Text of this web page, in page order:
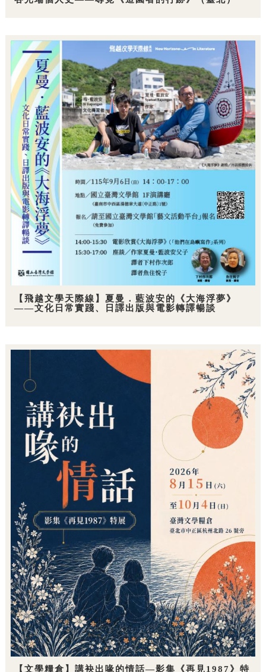
【飛越文學天際線】夏曼．藍波安的《大海浮夢》
——文化日常實踐、日譯出版與電影轉譯暢談
【文學糧倉】講袂出喙的情話—影集《再見1987》特